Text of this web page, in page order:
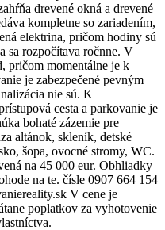
drevené okná a drevené
kompletne so zariadením,
elektrina, pričom hodiny sú
sa rozpočítava ročnne. V
pričom momentálne je k
je zabezpečené pevným
nie sú. K
cesta a parkovanie je
bohaté zázemie pre
altánok, skleník, detské
šopa, ovocné stromy, WC.
na 45 000 eur. Obhliadky
na te. čísle 0907 664 154
V cene je
poplatkov za vyhotovenie